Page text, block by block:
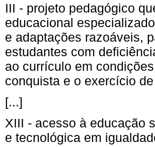
III - projeto pedagógico
educacional
e adaptações razoáveis,
estudantes com
ao currículo em
conquista e o exercício
[...]
XIII - acesso à educação
e tecnológica em